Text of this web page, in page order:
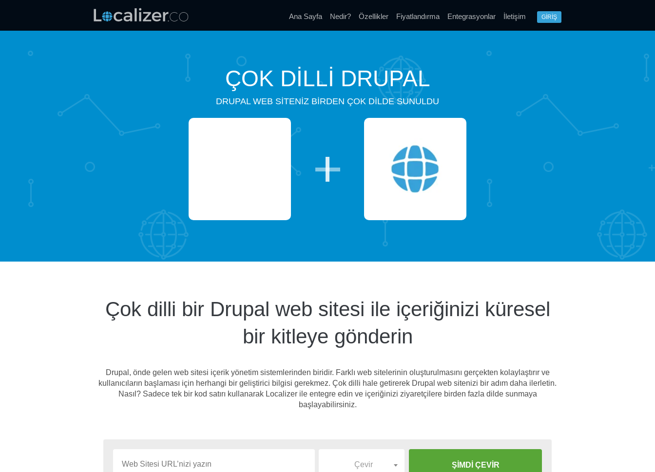
Ana Sayfa Nedir? Özellikler Fiyatlandırma Entegrasyonlar İletişim GİRİŞ
ÇOK DILLI DRUPAL
DRUPAL WEB SITENIZ BIRDEN ÇOK DILDE SUNULDU
Çok dilli bir Drupal web sitesi ile içeriğinizi küresel
bir kitleye gönderin
Drupal, önde gelen web sitesi içerik yönetim sistemlerinden biridir. Farklı web sitelerinin oluşturulmasını gerçekten kolaylaştırır ve
kullanıcıların başlaması için herhangi bir geliştirici bilgisi gerekmez. Çok dilli hale getirerek Drupal web sitenizi bir adım daha ilerletin.
Nasıl? Sadece tek bir kod satırı kullanarak Localizer ile entegre edin ve içeriğinizi ziyaretçilere birden fazla dilde sunmaya
başlayabilirsiniz.
Çevir ŞİMDİ ÇEVİR